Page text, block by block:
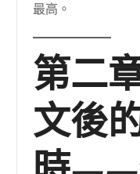
最高。
第二
文後